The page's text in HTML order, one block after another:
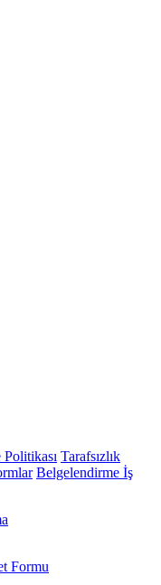
Tarafsızlık
Belgelendirme İş
Formu